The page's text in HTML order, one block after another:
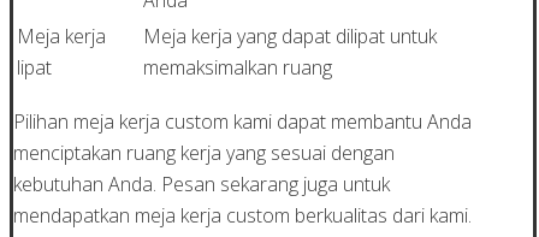
Meja kerja
lipat
Meja kerja yang dapat dilipat untuk
memaksimalkan ruang
Pilihan meja kerja custom kami dapat membantu Anda
menciptakan ruang kerja yang sesuai dengan
kebutuhan Anda. Pesan sekarang juga untuk
mendapatkan meja kerja custom berkualitas dari kami.